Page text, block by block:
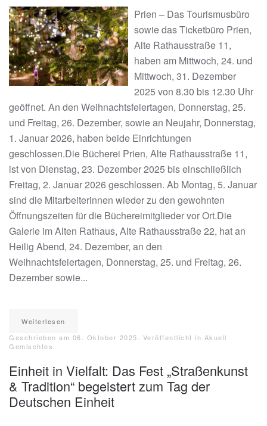
Prien – Das Tourismusbüro
sowie das Ticketbüro Prien,
Alte Rathausstraße 11,
haben am Mittwoch, 24. und
Mittwoch, 31. Dezember
2025 von 8.30 bis 12.30 Uhr
geöffnet. An den Weihnachtsfeiertagen, Donnerstag, 25.
und Freitag, 26. Dezember, sowie an Neujahr, Donnerstag,
1. Januar 2026, haben beide Einrichtungen
geschlossen.Die Bücherei Prien, Alte Rathausstraße 11,
ist von Dienstag, 23. Dezember 2025 bis einschließlich
Freitag, 2. Januar 2026 geschlossen. Ab Montag, 5. Januar
sind die Mitarbeiterinnen wieder zu den gewohnten
Öffnungszeiten für die Büchereimitglieder vor Ort.Die
Galerie im Alten Rathaus, Alte Rathausstraße 22, hat an
Heilig Abend, 24. Dezember, an den
Weihnachtsfeiertagen, Donnerstag, 25. und Freitag, 26.
Dezember sowie...
Weiterlesen
Geschrieben am 06. Oktober 2025 . Veröffentlicht in Akuell
Gemischtes
Einheit in Vielfalt: Das Fest „Straßenkunst
& Tradition“ begeistert zum Tag der
Deutschen Einheit